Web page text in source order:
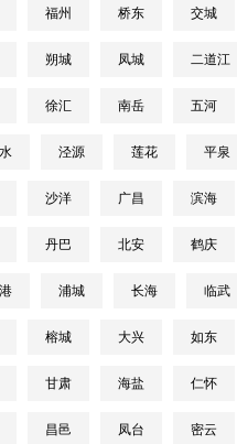
福州 桥东 交城
朔城 凤城 二道江
徐汇 南岳 五河
泾源 莲花 平泉
沙洋 广昌 滨海
丹巴 北安 鹤庆
浦城 长海 临武
榕城 大兴 如东
甘肃 海盐 仁怀
昌邑 凤台 密云